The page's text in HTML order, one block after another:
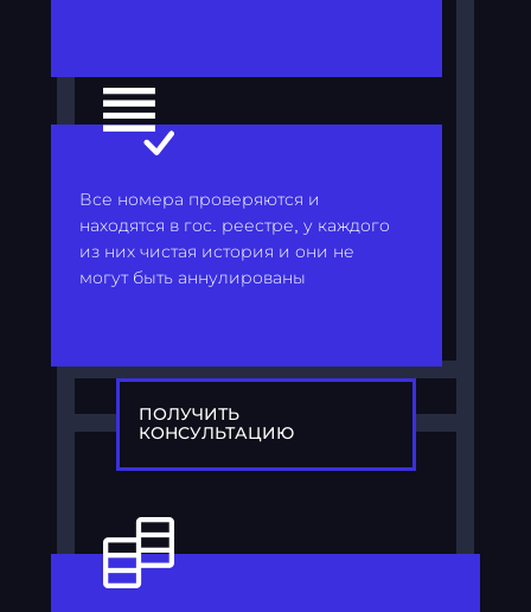
Все номера проверяются и
находятся в гос. реестре, у каждого
из них чистая история и они не
могут быть аннулированы
ПОЛУЧИТЬ
КОНСУЛЬТАЦИЮ